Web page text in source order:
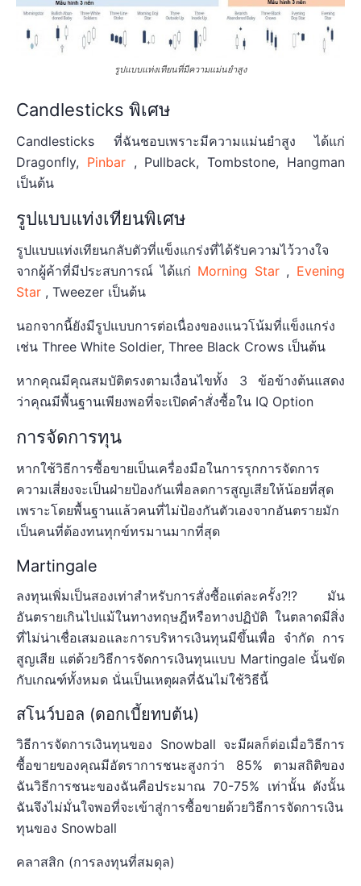
รูปแบบแท่งเทียนที่มีความแม่นยำสูง
Candlesticks พิเศษ
Candlesticks ที่ฉันชอบเพราะมีความแม่นยำสูง ได้แก่
Dragonfly, Pinbar, Pullback, Tombstone, Hangman
เป็นต้น
รูปแบบแท่งเทียนพิเศษ
รูปแบบแท่งเทียนกลับตัวที่แข็งแกร่งที่ได้รับความไว้วางใจ
จากผู้ค้าที่มีประสบการณ์ ได้แก่ Morning Star, Evening
Star , Tweezer เป็นต้น
นอกจากนี้ยังมีรูปแบบการต่อเนื่องของแนวโน้มที่แข็งแกร่ง
เช่น Three White Soldier, Three Black Crows เป็นต้น
หากคุณมีคุณสมบัติตรงตามเงื่อนไขทั้ง 3 ข้อข้างต้นแสดง
ว่าคุณมีพื้นฐานเพียงพอที่จะเปิดคำสั่งซื้อใน IQ Option
การจัดการทุน
หากใช้วิธีการซื้อขายเป็นเครื่องมือในการรุกการจัดการ
ความเสี่ยงจะเป็นฝ่ายป้องกันเพื่อลดการสูญเสียให้น้อยที่สุด
เพราะโดยพื้นฐานแล้วคนที่ไม่ป้องกันตัวเองจากอันตรายมัก
เป็นคนที่ต้องทนทุกข์ทรมานมากที่สุด
Martingale
ลงทุนเพิ่มเป็นสองเท่าสำหรับการสั่งซื้อแต่ละครั้ง?!? มัน
อันตรายเกินไปแม้ในทางทฤษฎีหรือทางปฏิบัติ ในตลาดมีสิ่ง
ที่ไม่น่าเชื่อเสมอและการบริหารเงินทุนมีขึ้นเพื่อ จำกัด การ
สูญเสีย แต่ด้วยวิธีการจัดการเงินทุนแบบ Martingale นั้นขัด
กับเกณฑ์ทั้งหมด นั่นเป็นเหตุผลที่ฉันไม่ใช้วิธีนี้
สโนว์บอล (ดอกเบี้ยทบต้น)
วิธีการจัดการเงินทุนของ Snowball จะมีผลก็ต่อเมื่อวิธีการ
ซื้อขายของคุณมีอัตราการชนะสูงกว่า 85% ตามสถิติของ
ฉันวิธีการชนะของฉันคือประมาณ 70-75% เท่านั้น ดังนั้น
ฉันจึงไม่มั่นใจพอที่จะเข้าสู่การซื้อขายด้วยวิธีการจัดการเงิน
ทุนของ Snowball
คลาสสิก (การลงทุนที่สมดุล)